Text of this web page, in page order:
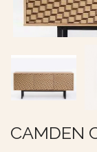
CAMDEN